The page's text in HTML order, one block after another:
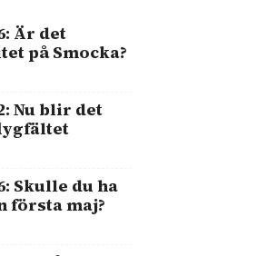
Är det
på Smocka?
Nu blir det
Skulle du ha
första maj?